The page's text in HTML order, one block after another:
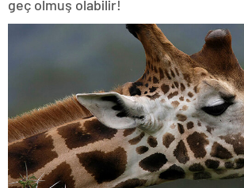
geç olmuş olabilir!